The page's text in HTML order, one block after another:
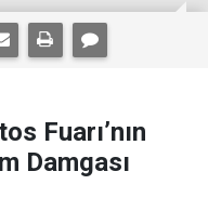
Fuarı’nın
Damgası